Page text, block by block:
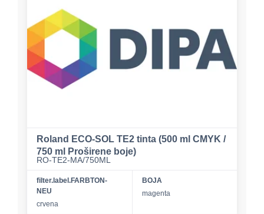
Roland ECO-SOL TE2 tinta (500 ml CMYK /
750 ml Proširene boje)
RO-TE2-MA/750ML
filter.label.FARBTON-
NEU
crvena
BOJA
magenta